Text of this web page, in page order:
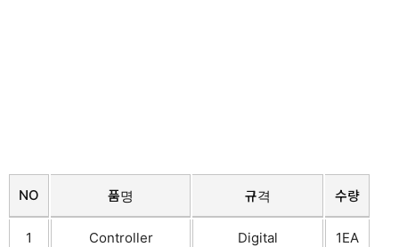
NO 품명 규격 수량
1 Controller Digital 1EA